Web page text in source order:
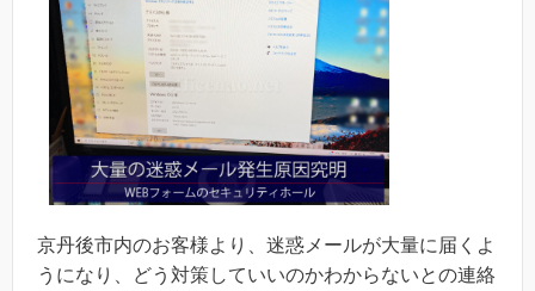
京丹後市内のお客様より、迷惑メールが大量に届くよ
うになり、どう対策していいのかわからないとの連絡